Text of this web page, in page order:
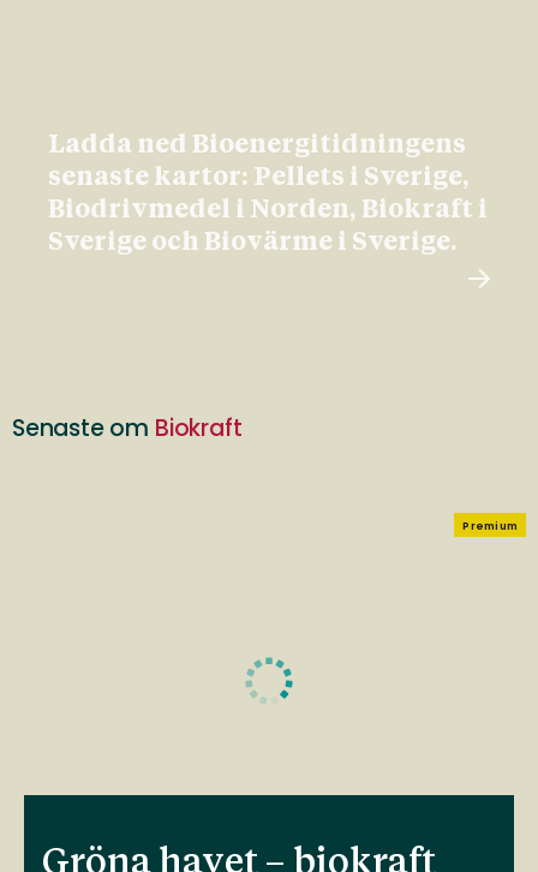
Ladda ned Bioenergitidningens
senaste kartor: Pellets i Sverige,
Biodrivmedel i Norden, Biokraft i
Sverige och Biovärme i Sverige.
Senaste om Biokraft
Premium
Gröna havet – biokraft